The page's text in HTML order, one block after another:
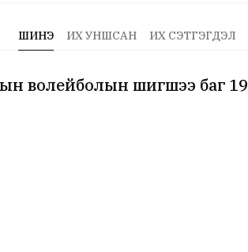
ШИНЭ ИХ УНШСАН ИХ СЭТГЭГДЭЛ
волейболын шигшээ баг